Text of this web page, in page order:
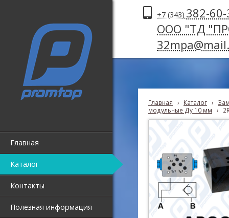
Главная
Каталог
Контакты
Полезная информация
+7 (343) 382-
ООО "ТД
Главная › Каталог ›
модульные Ду 10 мм
›